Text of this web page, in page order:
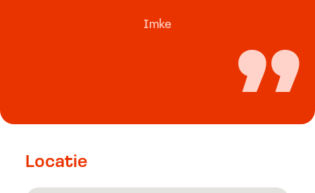
Imke
Locatie